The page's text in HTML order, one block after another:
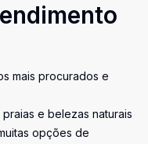
mais procurados e
e belezas naturais
opções de